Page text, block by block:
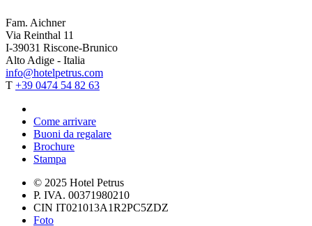
Fam. Aichner
Via Reinthal 11
I-39031 Riscone-Brunico
Alto Adige - Italia
info@hotelpetrus.com
T +39 0474 54 82 63
Come arrivare
Buoni da regalare
Brochure
Stampa
© 2025 Hotel Petrus
P. IVA. 00371980210
CIN IT021013A1R2PC5ZDZ
Foto